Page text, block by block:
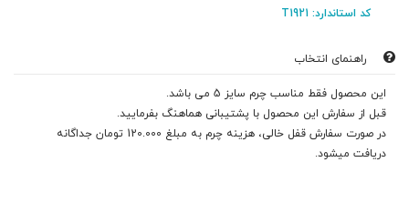
کد استاندارد: T1921
راهنمای انتخاب
این محصول فقط مناسب چرم سایز 5 می باشد.
قبل از سفارش این محصول با پشتیبانی هماهنگ بفرمایید.
در صورت سفارش قفل خالی، هزینه چرم به مبلغ 120.000 تومان جداگانه
دریافت میشود.